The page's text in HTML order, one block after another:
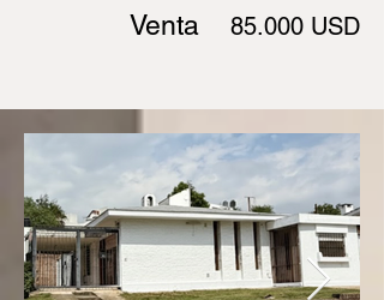
Venta 85.000 USD